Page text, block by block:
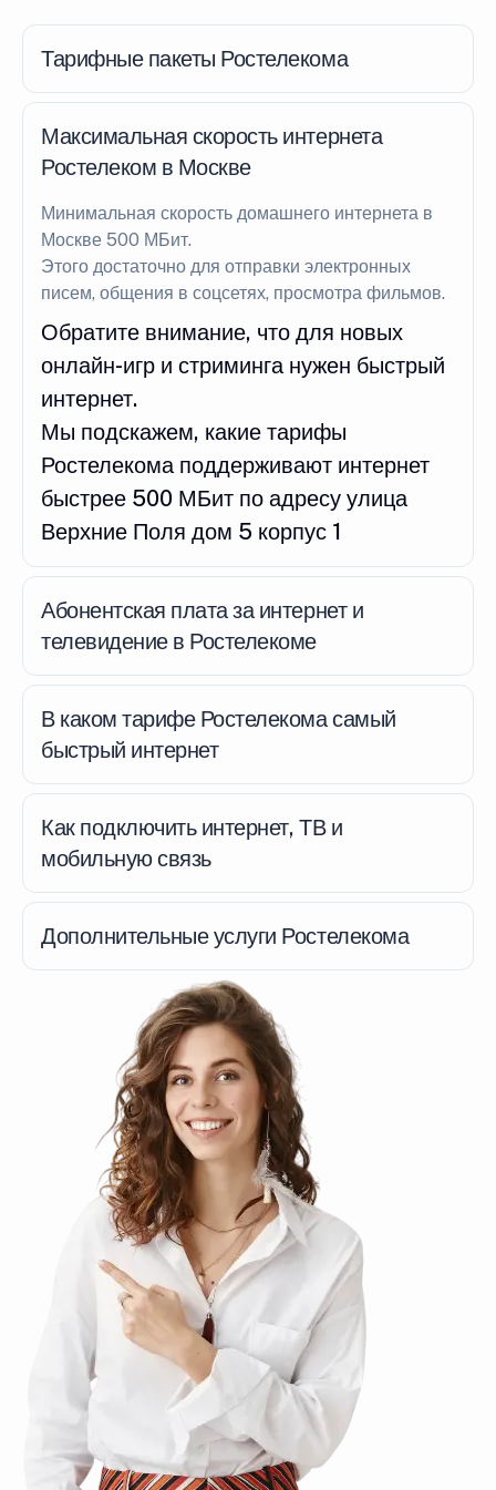
Тарифные пакеты Ростелекома
Максимальная скорость интернета
Ростелеком в Москве
Минимальная скорость домашнего интернета в
Москве 500 МБит.
Этого достаточно для отправки электронных
писем, общения в соцсетях, просмотра фильмов.
Обратите внимание, что для новых
онлайн-игр и стриминга нужен быстрый
интернет.
Мы подскажем, какие тарифы
Ростелекома поддерживают интернет
быстрее 500 МБит по адресу улица
Верхние Поля дом 5 корпус 1
Абонентская плата за интернет и
телевидение в Ростелекоме
В каком тарифе Ростелекома самый
быстрый интернет
Как подключить интернет, ТВ и
мобильную связь
Дополнительные услуги Ростелекома